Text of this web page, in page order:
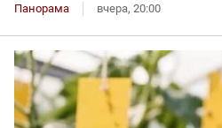
Панорама вчера, 20:00